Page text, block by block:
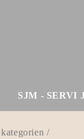
SJM - SERVI